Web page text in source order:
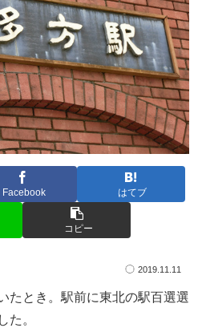
Facebook はてブ
コピー
2019.11.11
たとき。駅前に東北の駅百選選
た。